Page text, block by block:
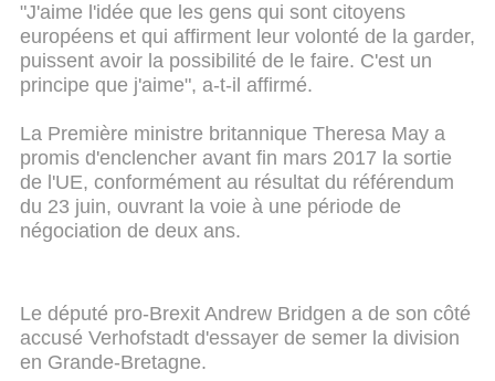
"J'aime l'idée que les gens qui sont citoyens
européens et qui affirment leur volonté de la garder,
puissent avoir la possibilité de le faire. C'est un
principe que j'aime", a-t-il affirmé.
La Première ministre britannique Theresa May a
promis d'enclencher avant fin mars 2017 la sortie
de l'UE, conformément au résultat du référendum
du 23 juin, ouvrant la voie à une période de
négociation de deux ans.
Le député pro-Brexit Andrew Bridgen a de son côté
accusé Verhofstadt d'essayer de semer la division
en Grande-Bretagne.